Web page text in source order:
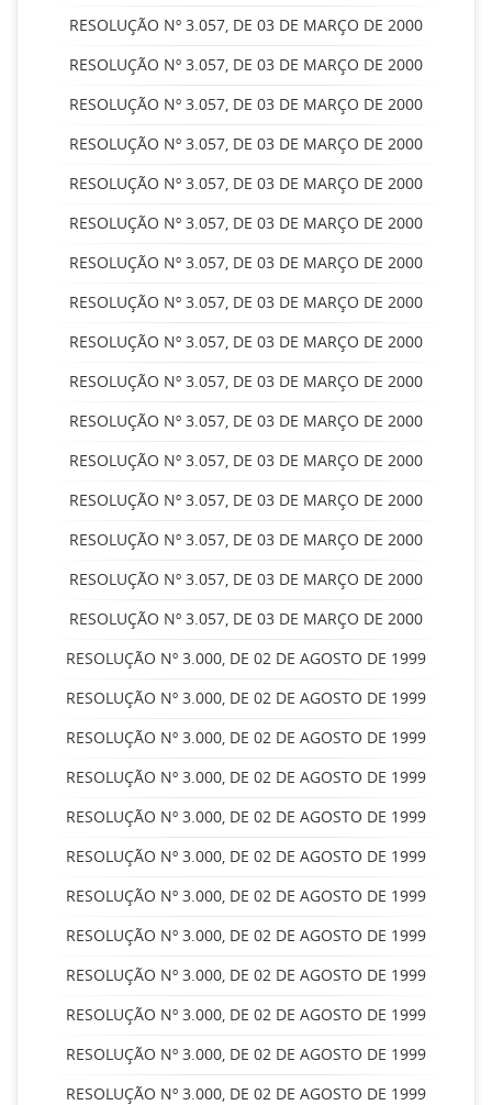
RESOLUÇÃO Nº 3.057, DE 03 DE MARÇO DE 2000
RESOLUÇÃO Nº 3.057, DE 03 DE MARÇO DE 2000
RESOLUÇÃO Nº 3.057, DE 03 DE MARÇO DE 2000
RESOLUÇÃO Nº 3.057, DE 03 DE MARÇO DE 2000
RESOLUÇÃO Nº 3.057, DE 03 DE MARÇO DE 2000
RESOLUÇÃO Nº 3.057, DE 03 DE MARÇO DE 2000
RESOLUÇÃO Nº 3.057, DE 03 DE MARÇO DE 2000
RESOLUÇÃO Nº 3.057, DE 03 DE MARÇO DE 2000
RESOLUÇÃO Nº 3.057, DE 03 DE MARÇO DE 2000
RESOLUÇÃO Nº 3.057, DE 03 DE MARÇO DE 2000
RESOLUÇÃO Nº 3.057, DE 03 DE MARÇO DE 2000
RESOLUÇÃO Nº 3.057, DE 03 DE MARÇO DE 2000
RESOLUÇÃO Nº 3.057, DE 03 DE MARÇO DE 2000
RESOLUÇÃO Nº 3.057, DE 03 DE MARÇO DE 2000
RESOLUÇÃO Nº 3.057, DE 03 DE MARÇO DE 2000
RESOLUÇÃO Nº 3.057, DE 03 DE MARÇO DE 2000
RESOLUÇÃO Nº 3.000, DE 02 DE AGOSTO DE 1999
RESOLUÇÃO Nº 3.000, DE 02 DE AGOSTO DE 1999
RESOLUÇÃO Nº 3.000, DE 02 DE AGOSTO DE 1999
RESOLUÇÃO Nº 3.000, DE 02 DE AGOSTO DE 1999
RESOLUÇÃO Nº 3.000, DE 02 DE AGOSTO DE 1999
RESOLUÇÃO Nº 3.000, DE 02 DE AGOSTO DE 1999
RESOLUÇÃO Nº 3.000, DE 02 DE AGOSTO DE 1999
RESOLUÇÃO Nº 3.000, DE 02 DE AGOSTO DE 1999
RESOLUÇÃO Nº 3.000, DE 02 DE AGOSTO DE 1999
RESOLUÇÃO Nº 3.000, DE 02 DE AGOSTO DE 1999
RESOLUÇÃO Nº 3.000, DE 02 DE AGOSTO DE 1999
RESOLUÇÃO Nº 3.000, DE 02 DE AGOSTO DE 1999